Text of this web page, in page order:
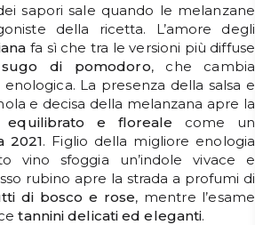
sapori sale quando le melanzane
della ricetta. L’amore degli
fa sì che tra le versioni più diffuse
sugo di pomodoro, che cambia
La presenza della salsa e
e decisa della melanzana apre la
equilibrato e floreale come un
2021. Figlio della migliore enologia
vino sfoggia un’indole vivace e
rubino apre la strada a profumi di
di bosco e rose, mentre l’esame
tannini delicati ed eleganti.